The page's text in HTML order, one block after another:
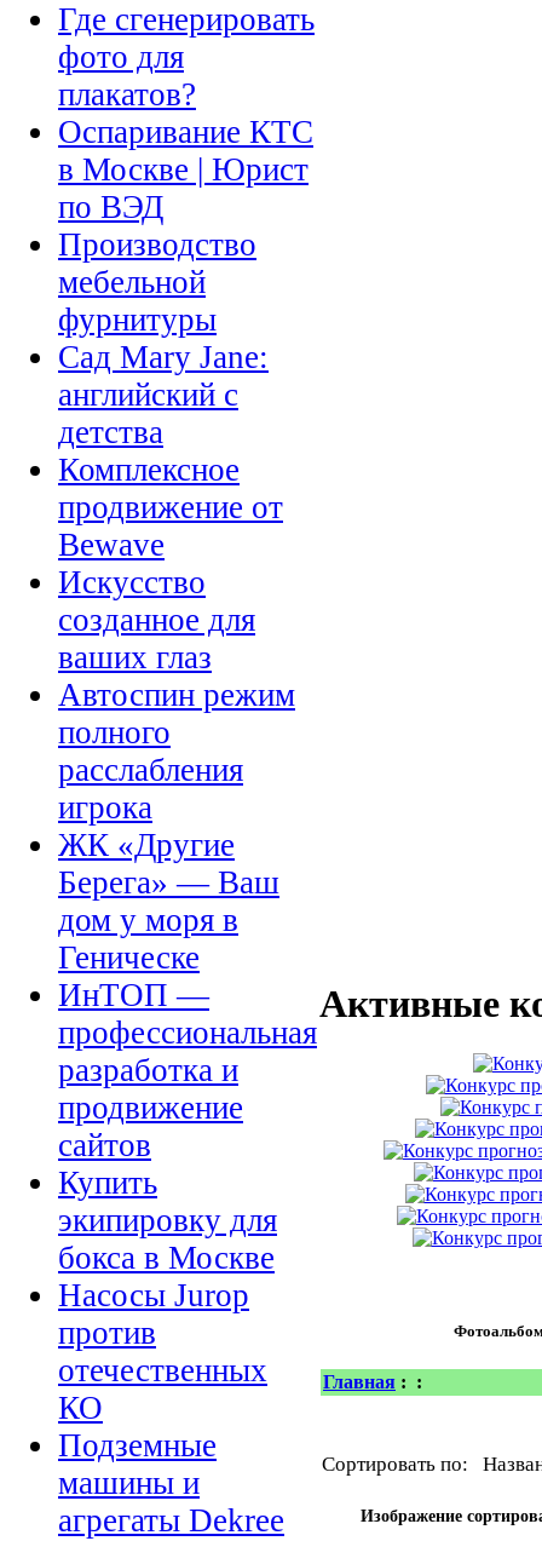
Где сгенерировать
фото для
плакатов?
Оспаривание КТС
в Москве | Юрист
по ВЭД
Производство
мебельной
фурнитуры
Сад Mary Jane:
английский с
детства
Комплексное
продвижение от
Bewave
Искусство
созданное для
ваших глаз
Автоспин режим
полного
расслабления
игрока
ЖК «Другие
Берега» — Ваш
дом у моря в
Геническе
ИнТОП —
профессиональная
разработка и
продвижение
сайтов
Купить
экипировку для
бокса в Москве
Насосы Jurop
против
отечественных
КО
Подземные
машины и
агрегаты Dekree
Активные
Главная : :
Сортировать по:
Изображение